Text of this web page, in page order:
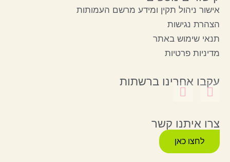
אישור ניהול תקין ומידע מרשם העמותות
הצהרת נגישות
תנאי שימוש באתר
מדיניות פרטיות
עקבו אחרינו ברשתות
צרו איתנו קשר
לחצו כאן